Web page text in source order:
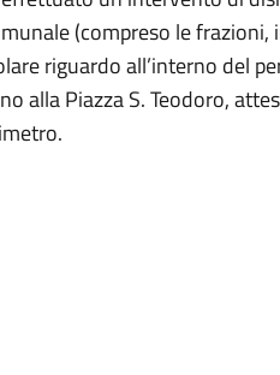
(compreso le frazioni,
riguardo all’interno del
alla Piazza S. Teodoro,